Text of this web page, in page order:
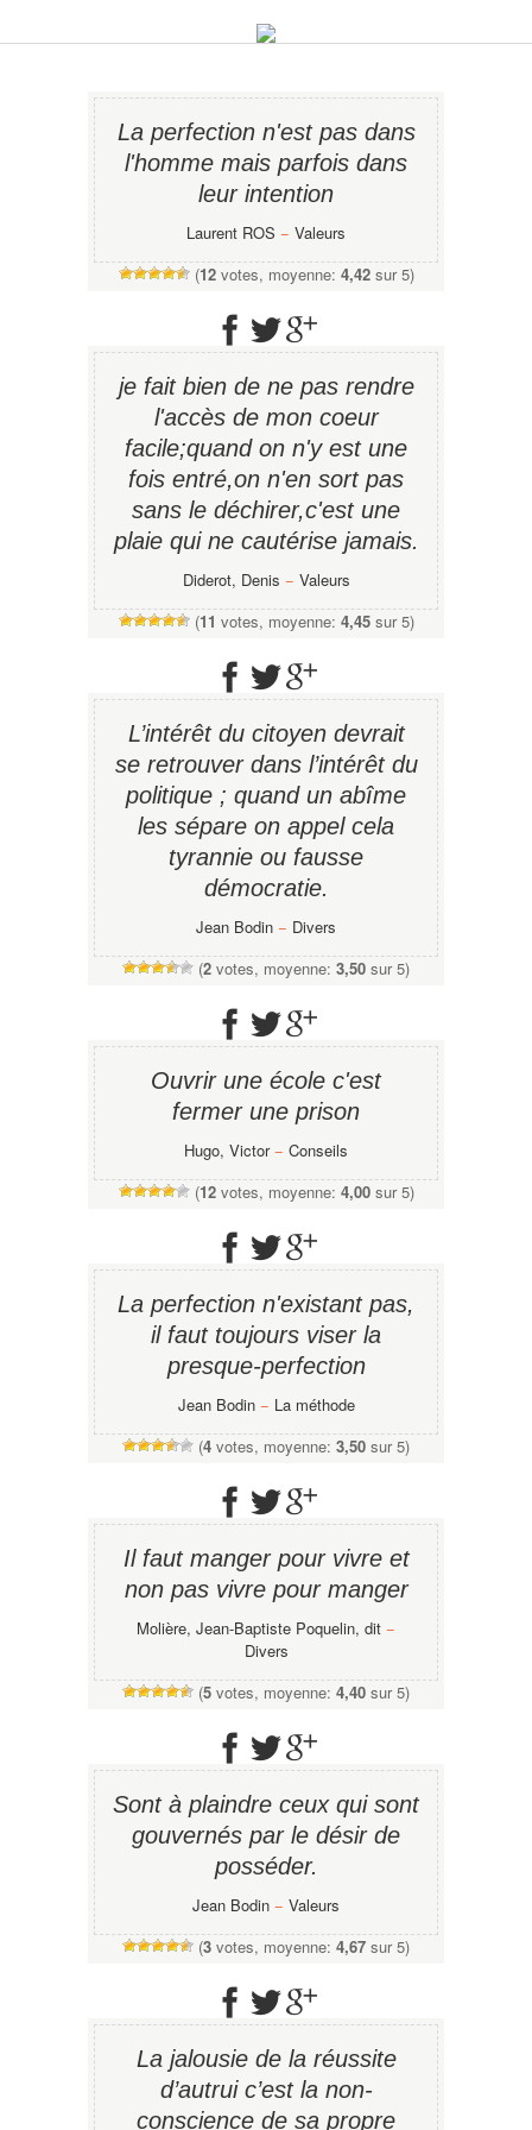
La perfection n'est pas dans
l'homme mais parfois dans
leur intention
Laurent ROS − Valeurs
(12votes, moyenne: 4,42sur 5)
je fait bien de ne pas rendre
l'accès de mon coeur
facile;quand on n'y est une
fois entré,on n'en sort pas
sans le déchirer,c'est une
plaie qui ne cautérise jamais.
Diderot, Denis − Valeurs
(11 votes, moyenne: 4,45sur 5)
L’intérêt du citoyen devrait
se retrouver dans l’intérêt du
politique ; quand un abîme
les sépare on appel cela
tyrannie ou fausse
démocratie.
Jean Bodin − Divers
(2 votes, moyenne: 3,50 sur 5)
Ouvrir une école c'est
fermer une prison
Hugo, Victor− Conseils
(12votes, moyenne: 4,00sur 5)
La perfection n'existant pas,
il faut toujours viser la
presque-perfection
Jean Bodin− La méthode
(4 votes, moyenne: 3,50 sur 5)
Il faut manger pour vivre et
non pas vivre pour manger
Molière, Jean-Baptiste Poquelin, dit −
Divers
(5 votes, moyenne: 4,40 sur 5)
Sont à plaindre ceux qui sont
gouvernés par le désir de
posséder.
Jean Bodin − Valeurs
(3 votes, moyenne: 4,67 sur 5)
La jalousie de la réussite
d’autrui c’est la non-
conscience de sa propre